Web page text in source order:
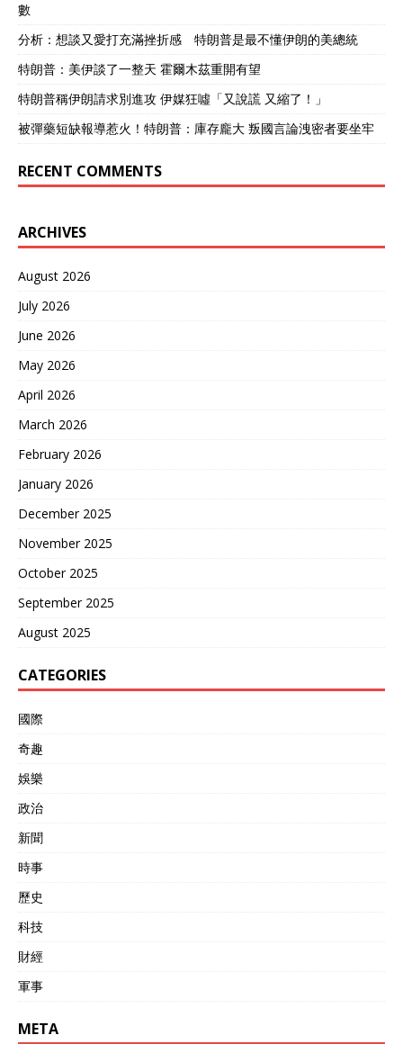
數
分析：想談又愛打充滿挫折感 特朗普是最不懂伊朗的美總統
特朗普：美伊談了一整天 霍爾木茲重開有望
特朗普稱伊朗請求別進攻 伊媒狂噓「又說謊 又縮了！」
被彈藥短缺報導惹火！特朗普：庫存龐大 叛國言論洩密者要坐牢
RECENT COMMENTS
ARCHIVES
August 2026
July 2026
June 2026
May 2026
April 2026
March 2026
February 2026
January 2026
December 2025
November 2025
October 2025
September 2025
August 2025
CATEGORIES
國際
奇趣
娛樂
政治
新聞
時事
歷史
科技
財經
軍事
META